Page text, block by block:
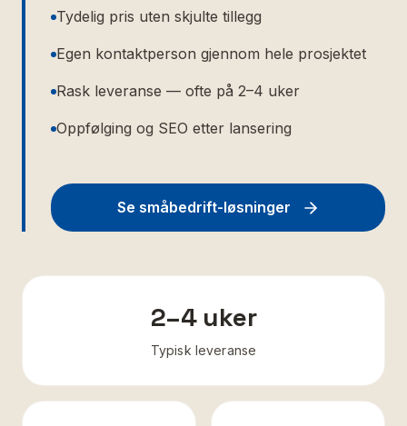
Tydelig pris uten skjulte tillegg
Egen kontaktperson gjennom hele prosjektet
Rask leveranse — ofte på 2–4 uker
Oppfølging og SEO etter lansering
Se småbedrift-løsninger
2–4 uker
Typisk leveranse